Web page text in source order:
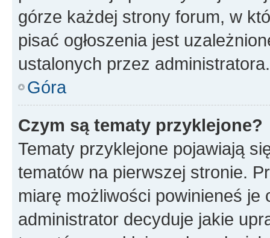
górze każdej strony forum, w
pisać ogłoszenia jest
ustalonych przez administratora.
Góra
Czym są tematy przyklejone?
Tematy przyklejone pojawiają
tematów na pierwszej stronie.
miarę możliwości powinieneś je
administrator decyduje jakie